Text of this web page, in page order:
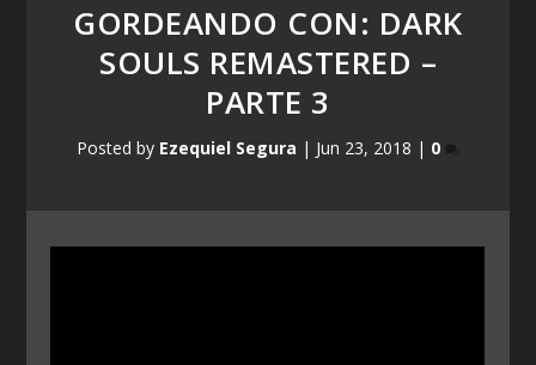
GORDEANDO CON: DARK
SOULS REMASTERED –
PARTE 3
Posted by Ezequiel Segura | Jun 23, 2018 | 0